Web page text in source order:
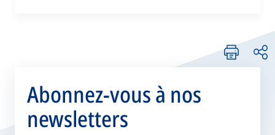
Abonnez-vous à nos
newsletters